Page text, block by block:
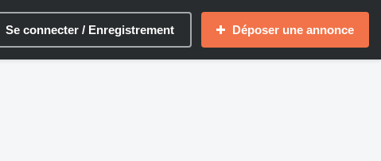
Se connecter / Enregistrement Déposer une annonce